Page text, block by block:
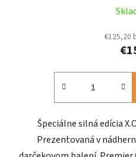
€125,20
Špeciálne silná edícia
Prezentovaná v